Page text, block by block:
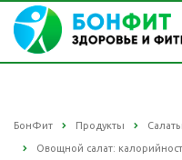
БонФит Продукты
Овощной салат: